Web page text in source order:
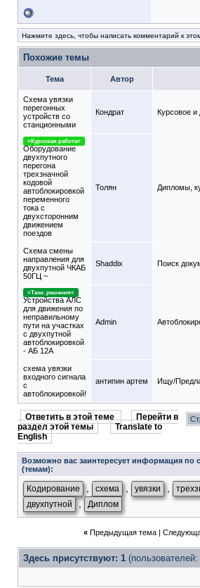
Нажмите здесь, чтобы написать комментарий к
Похожие темы
Тема Автор
Схема увязки
перегонных
устройств со
станционными
Кондрат Курсовое и
=Курсовая работа=
Оборудование
двухпутного
перегона
трехзначной
кодовой
автоблокировкой
переменного
тока с
двухсторонним
движением
поездов
Толян Дипломы,
Схема смены
направления для
двухпутной ЧКАБ
50ГЦ ~
Shaddix Поиск
=Техн. решения=
Устройства АЛС
для движения по
неправильному
пути на участках
с двухпутной
автоблокировкой
- АБ 12А
Admin
схема увязки
входного сигнала
с
автоблокировкой!
антипин артем Ищу/
Ответить в этой теме
Перейти в
раздел этой темы
Translate to
English
Возможно вас заинтересует информация по
(темам):
Кодирование схема увязки
двухпутной , Диплом
« Предыдущая тема|
Здесь присутствуют: 1